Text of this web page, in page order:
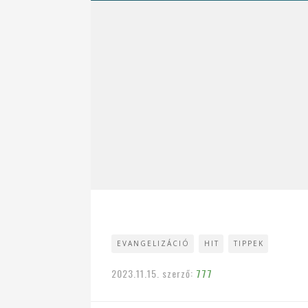
EVANGELIZÁCIÓ HIT TIPPEK
2023.11.15. szerző: 777